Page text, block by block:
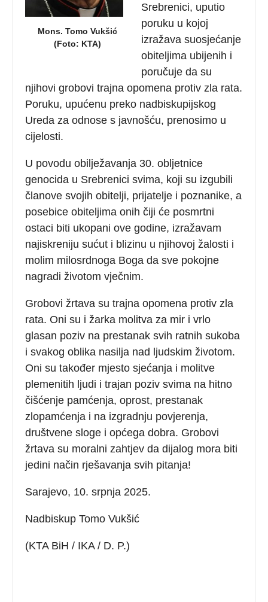
Mons. Tomo Vukšić
(Foto: KTA)
Srebrenici, uputio
poruku u kojoj
izražava suosjećanje
obiteljima ubijenih i
poručuje da su
njihovi grobovi trajna opomena protiv zla rata.
Poruku, upućenu preko nadbiskupijskog
Ureda za odnose s javnošću, prenosimo u
cijelosti.
U povodu obilježavanja 30. obljetnice
genocida u Srebrenici svima, koji su izgubili
članove svojih obitelji, prijatelje i poznanike, a
posebice obiteljima onih čiji će posmrtni
ostaci biti ukopani ove godine, izražavam
najiskreniju sućut i blizinu u njihovoj žalosti i
molim milosrdnoga Boga da sve pokojne
nagradi životom vječnim.
Grobovi žrtava su trajna opomena protiv zla
rata. Oni su i žarka molitva za mir i vrlo
glasan poziv na prestanak svih ratnih sukoba
i svakog oblika nasilja nad ljudskim životom.
Oni su također mjesto sjećanja i molitve
plemenitih ljudi i trajan poziv svima na hitno
čišćenje pamćenja, oprost, prestanak
zlopamćenja i na izgradnju povjerenja,
društvene sloge i općega dobra. Grobovi
žrtava su moralni zahtjev da dijalog mora biti
jedini način rješavanja svih pitanja!
Sarajevo, 10. srpnja 2025.
Nadbiskup Tomo Vukšić
(KTA BiH / IKA / D. P.)